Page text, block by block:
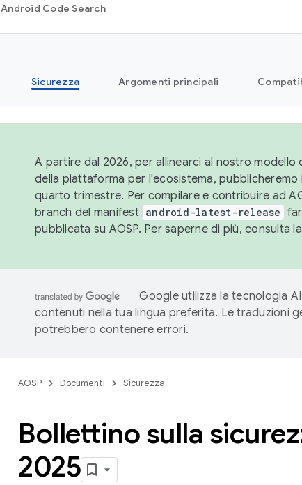
Android Code Search
Sicurezza Argomenti principali
A partire dal 2026, per allinearci al nostro
della piattaforma per l'ecosistema,
quarto trimestre. Per compilare e contribuire ad
branch del manifest android-latest-release
pubblicata su AOSP. Per saperne di più, consulta
Google utilizza la tecnologia
contenuti nella tua lingua preferita. Le traduzioni
potrebbero contenere errori.
AOSP Documenti Sicurezza
Bollettino sulla
2025